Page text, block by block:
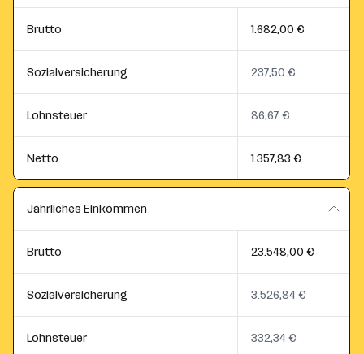
Brutto 1.682,00 €
Sozialversicherung 237,50 €
Lohnsteuer 86,67 €
Netto 1.357,83 €
Jährliches Einkommen
Brutto 23.548,00 €
Sozialversicherung 3.526,84 €
Lohnsteuer 332,34 €